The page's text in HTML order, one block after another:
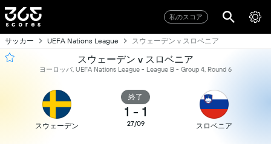
私のスコア
サッカー UEFA Nations League スウェーデン v スロベニア
スウェーデン v スロベニア
ヨーロッパ, UEFA Nations League - League B - Group 4, Round 6
スウェーデン
終了
1 - 1
27/09 スロベニア